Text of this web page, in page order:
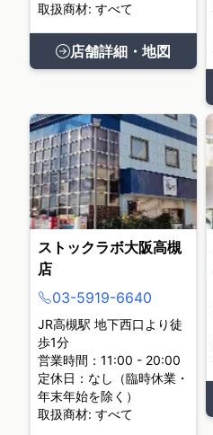
取扱商材: すべて
店舗詳細・地図
ストックラボ大阪高槻
店
03-5919-6640
JR高槻駅 地下西口より徒
歩1分
営業時間：11:00 - 20:00
定休日：なし（臨時休業・
年末年始を除く）
取扱商材: すべて